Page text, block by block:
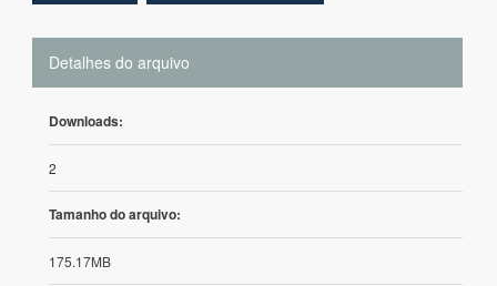
Detalhes do arquivo
Downloads:
2
Tamanho do arquivo:
175.17MB